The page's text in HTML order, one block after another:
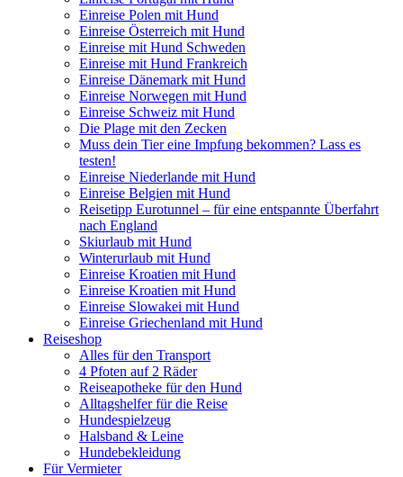
Einreise Polen mit Hund
Einreise Österreich mit Hund
Einreise mit Hund Schweden
Einreise mit Hund Frankreich
Einreise Dänemark mit Hund
Einreise Norwegen mit Hund
Einreise Schweiz mit Hund
Die Plage mit den Zecken
Muss dein Tier eine Impfung bekommen? Lass es
testen!
Einreise Niederlande mit Hund
Einreise Belgien mit Hund
Reisetipp Eurotunnel – für eine entspannte Überfahrt
nach England
Skiurlaub mit Hund
Winterurlaub mit Hund
Einreise Kroatien mit Hund
Einreise Kroatien mit Hund
Einreise Slowakei mit Hund
Einreise Griechenland mit Hund
Reiseshop
Alles für den Transport
4 Pfoten auf 2 Räder
Reiseapotheke für den Hund
Alltagshelfer für die Reise
Hundespielzeug
Halsband & Leine
Hundebekleidung
Für Vermieter